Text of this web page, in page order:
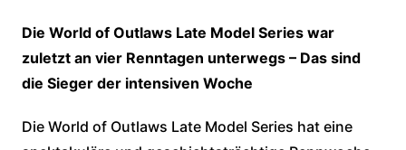
Die World of Outlaws Late Model Series war
zuletzt an vier Renntagen unterwegs – Das sind
die Sieger der intensiven Woche
Die World of Outlaws Late Model Series hat eine